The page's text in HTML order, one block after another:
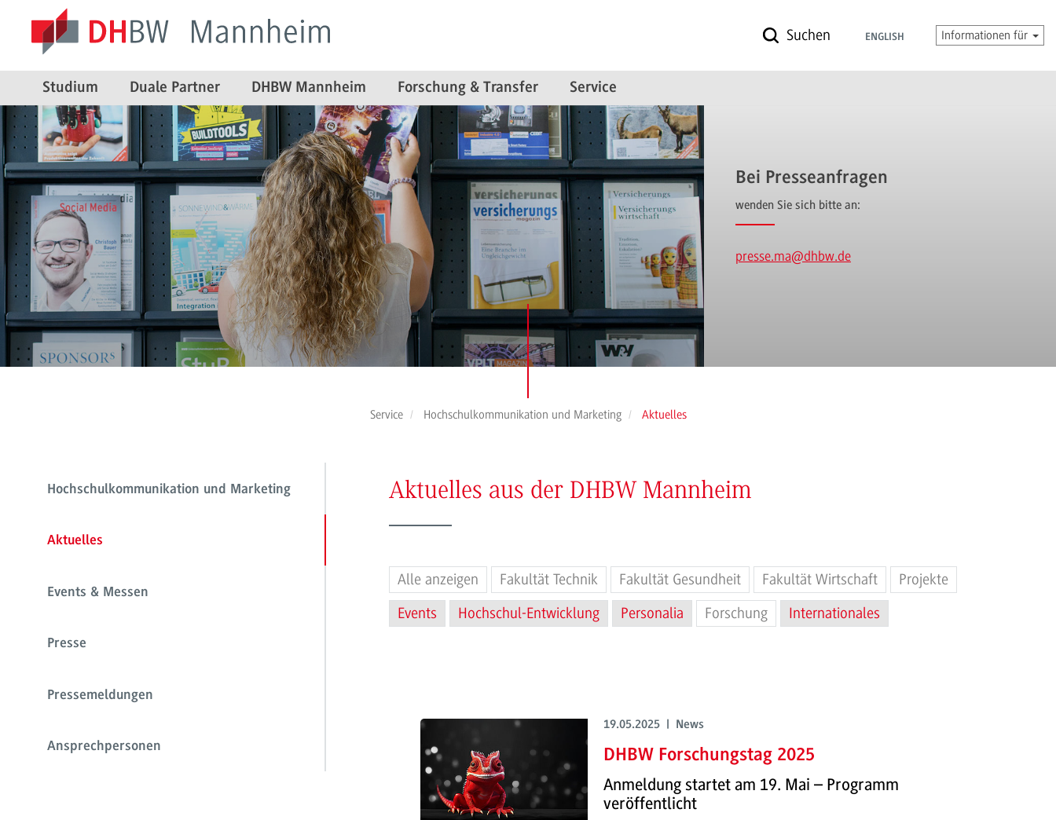
Suchen ENGLISH Informationen für
Studium Duale Partner DHBW Mannheim Forschung & Transfer Service
Bei Presseanfragen
wenden Sie sich bitte an:
presse.ma@dhbw.de
Service Hochschulkommunikation und Marketing Aktuelles
Hochschulkommunikation und Marketing
Aktuelles
Events & Messen
Presse
Pressemeldungen
Ansprechpersonen
Aktuelles aus der DHBW Mannheim
Alle anzeigen Fakultät Technik Fakultät Gesundheit Fakultät Wirtschaft
Projekte
Events
Hochschul-Entwicklung Personalia Forschung Internationales
19.05.2025 | News
DHBW Forschungstag 2025
Anmeldung startet am 19. Mai – Programm
veröffentlicht